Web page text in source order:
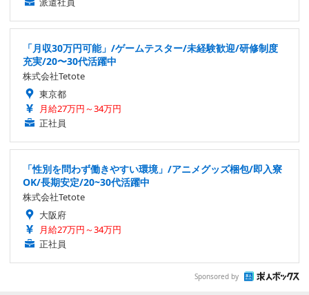
「月収30万円可能」/ゲームテスター/未経験歓迎/研修制度
充実/20〜30代活躍中
株式会社Tetote
東京都
月給27万円～34万円
正社員
「性別を問わず働きやすい環境」/アニメグッズ梱包/即入寮
OK/長期安定/20~30代活躍中
株式会社Tetote
大阪府
月給27万円～34万円
正社員
Sponsored by